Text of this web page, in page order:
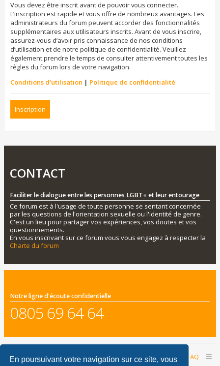
En poursuivant votre navigation sur ce site, vous
Vous devez être inscrit avant de pouvoir vous connecter.
L’inscription est rapide et vous offre de nombreux avantages. Les
administrateurs du forum peuvent accorder des fonctionnalités
supplémentaires aux utilisateurs inscrits. Avant de vous inscrire,
assurez-vous d’avoir pris connaissance de nos conditions
d’utilisation et de notre politique de confidentialité. Veuillez
également prendre le temps de consulter attentivement toutes les
règles du forum lors de votre navigation.
Conditions d’utilisation | Politique de confidentialité
Inscription
CONTACT
Faciliter le dialogue entre les personnes LGBT+ et leur entourage
Ce forum est à l'usage de toute personne se sentant concernée
par les questions de l'orientation sexuelle ou l'identité de genre.
C'est un lieu pour partager vos expériences, vos doutes et vos
questionnements.
En vous inscrivant sur ce forum vous vous engagez à respecter la
Charte du forum
Notre ligne d'écoute confidentielle
0805 69 64 64
Accueil du forum FAQ
Nous contacter